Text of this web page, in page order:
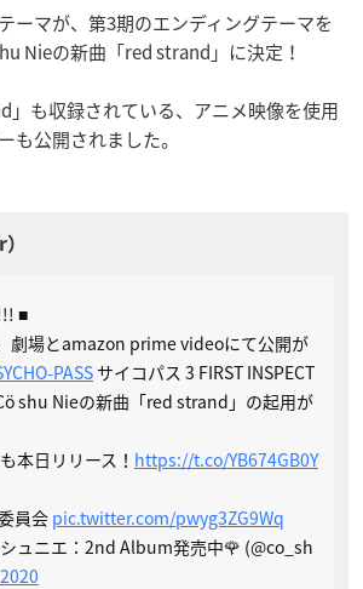
ーマが、第3期のエンディングテーマを
Nieの新曲「red strand」に決定！
」も収録されている、アニメ映像を使用
も公開されました。
■
劇場とamazon prime videoにて公開が
PASS サイコパス 3 FIRST INSPECT
shu Nieの新曲「red strand」の起用が
本日リリース！ https://t.co/YB674GB0Y
員会 pic.twitter.com/pwyg3ZG9Wq
ュニエ：2nd Album発売中🌹 (@co_sh